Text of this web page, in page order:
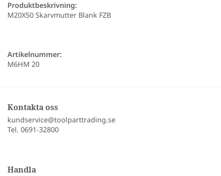
Produktbeskrivning:
M20X50 Skarvmutter Blank FZB
Artikelnummer:
M6HM 20
Kontakta oss
kundservice@toolparttrading.se
Tel. 0691-32800
Handla